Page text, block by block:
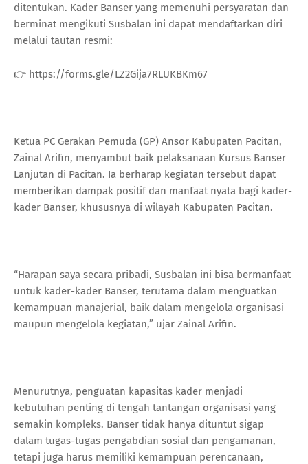
ditentukan. Kader Banser yang memenuhi persyaratan dan
berminat mengikuti Susbalan ini dapat mendaftarkan diri
melalui tautan resmi:
👉 https://forms.gle/LZ2Gija7RLUKBKm67
Ketua PC Gerakan Pemuda (GP) Ansor Kabupaten Pacitan,
Zainal Arifin, menyambut baik pelaksanaan Kursus Banser
Lanjutan di Pacitan. Ia berharap kegiatan tersebut dapat
memberikan dampak positif dan manfaat nyata bagi kader-
kader Banser, khususnya di wilayah Kabupaten Pacitan.
“Harapan saya secara pribadi, Susbalan ini bisa bermanfaat
untuk kader-kader Banser, terutama dalam menguatkan
kemampuan manajerial, baik dalam mengelola organisasi
maupun mengelola kegiatan,” ujar Zainal Arifin.
Menurutnya, penguatan kapasitas kader menjadi
kebutuhan penting di tengah tantangan organisasi yang
semakin kompleks. Banser tidak hanya dituntut sigap
dalam tugas-tugas pengabdian sosial dan pengamanan,
tetapi juga harus memiliki kemampuan perencanaan,